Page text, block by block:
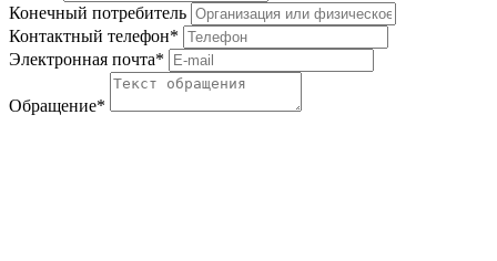
Конечный потребитель
Контактный телефон*
Электронная почта*
Обращение*